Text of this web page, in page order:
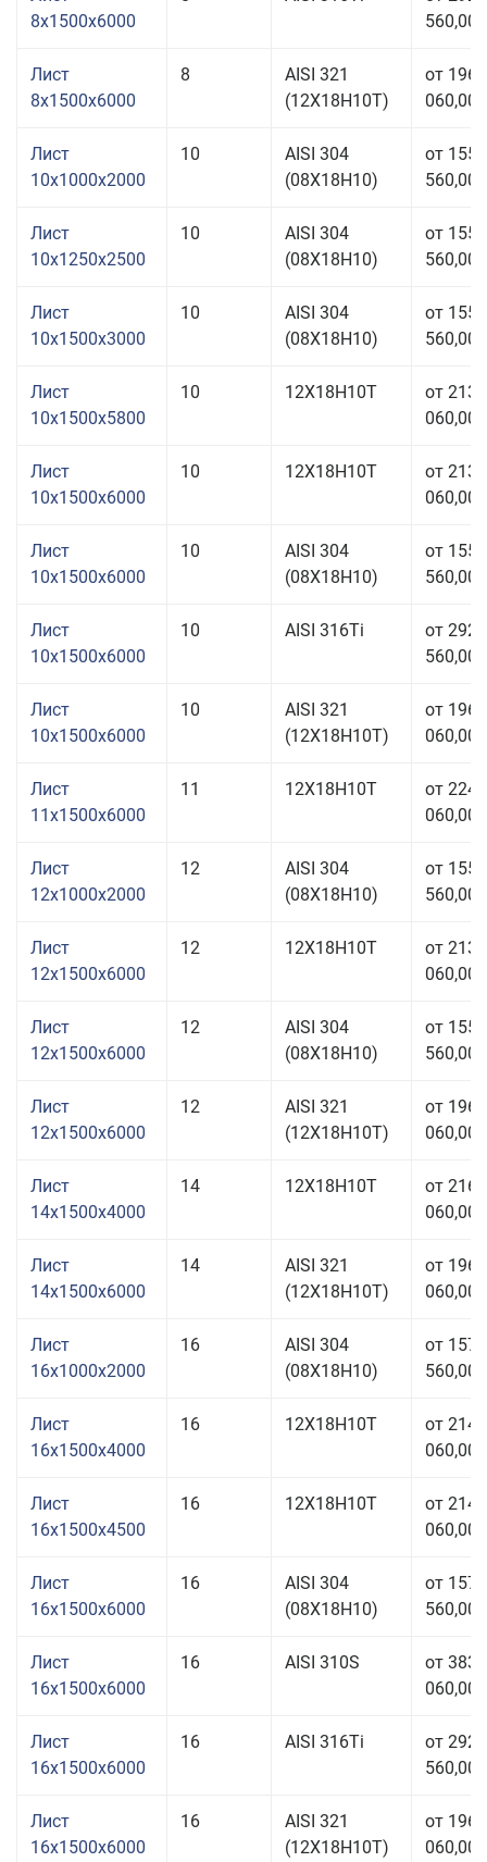
8x1500x6000
560,00
Лист
8x1500x6000
8
AISI 321
(12Х18Н10Т)
от 196
060,00
Лист
10x1000x2000
10
AISI 304
(08Х18Н10)
от 155
560,00
Лист
10x1250x2500
10
AISI 304
(08Х18Н10)
от 155
560,00
Лист
10x1500x3000
10
AISI 304
(08Х18Н10)
от 155
560,00
Лист
10x1500x5800
10 12Х18Н10Т
от 213
060,00
Лист
10x1500x6000
10 12Х18Н10Т
от 213
060,00
Лист
10x1500x6000
10
AISI 304
(08Х18Н10)
от 155
560,00
Лист
10x1500x6000
10 AISI 316Ti
от 292
560,00
Лист
10x1500x6000
10
AISI 321
(12Х18Н10Т)
от 196
060,00
Лист
11x1500x6000
11 12Х18Н10Т
от 224
060,00
Лист
12x1000x2000
12
AISI 304
(08Х18Н10)
от 155
560,00
Лист
12x1500x6000
12 12Х18Н10Т
от 213
060,00
Лист
12x1500x6000
12
AISI 304
(08Х18Н10)
от 155
560,00
Лист
12x1500x6000
12
AISI 321
(12Х18Н10Т)
от 196
060,00
Лист
14x1500x4000
14 12Х18Н10Т
от 216
060,00
Лист
14x1500x6000
14
AISI 321
(12Х18Н10Т)
от 196
060,00
Лист
16x1000x2000
16
AISI 304
(08Х18Н10)
от 157
560,00
Лист
16x1500x4000
16 12Х18Н10Т
от 214
060,00
Лист
16x1500x4500
16 12Х18Н10Т
от 214
060,00
Лист
16x1500x6000
16
AISI 304
(08Х18Н10)
от 157
560,00
Лист
16x1500x6000
16 AISI 310S
от 383
060,00
Лист
16x1500x6000
16 AISI 316Ti
от 292
560,00
Лист
16x1500x6000
16
AISI 321
(12Х18Н10Т)
от 196
060,00